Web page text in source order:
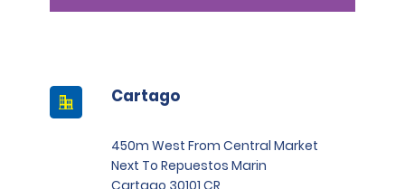
Cartago
450m West From Central Market
Next To Repuestos Marin
Cartago 30101 CR